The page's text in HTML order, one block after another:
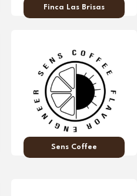
Finca Las Brisas
Sens Coffee